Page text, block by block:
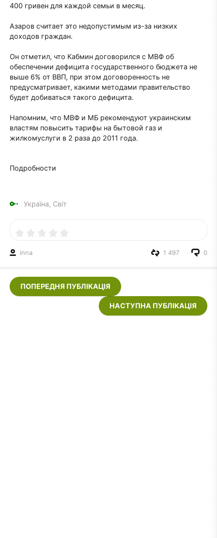
400 гривен для каждой семьи в месяц.
Азаров считает это недопустимым из-за низких
доходов граждан.
Он отметил, что Кабмин договорился с МВФ об
обеспечении дефицита государственного бюджета не
выше 6% от ВВП, при этом договоренность не
предусматривает, какими методами правительство
будет добиваться такого дефицита.
Напомним, что МВФ и МБ рекомендуют украинским
властям повысить тарифы на бытовой газ и
жилкомуслуги в 2 раза до 2011 года.
Подробности
Україна, Світ
inna 0
1 497
ПОПЕРЕДНЯ ПУБЛІКАЦІЯ
НАСТУПНА ПУБЛІКАЦІЯ